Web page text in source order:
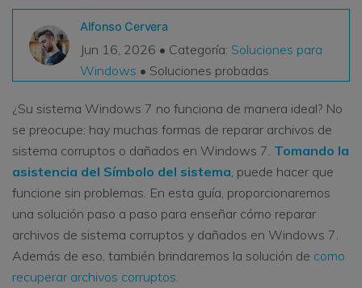
Recoverit Gratis
Pruébalo Gratis
Otros Productos
Repairit - Reparar Datos
UBackit - Respaldar Datos
VER TODAS LAS FUNCIONES
search
Alfonso Cervera
Jun 16, 2026 • Categoría: Soluciones para
Windows • Soluciones probadas
¿Su sistema Windows 7 no funciona de manera ideal? No
se preocupe: hay muchas formas de reparar archivos de
sistema corruptos o dañados en Windows 7. Tomando la
asistencia del Símbolo del sistema , puede hacer que
funcione sin problemas. En esta guía, proporcionaremos
una solución paso a paso para enseñar cómo reparar
archivos de sistema corruptos y dañados en Windows 7.
Además de eso, también brindaremos la solución de como
recuperar archivos corruptos